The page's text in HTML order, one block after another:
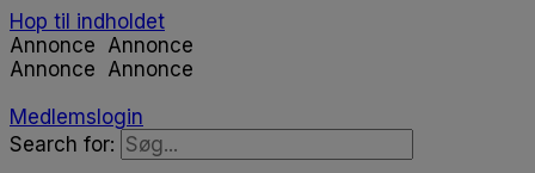
Hop til indholdet
Annonce Annonce
Annonce Annonce
Medlemslogin
Search for: